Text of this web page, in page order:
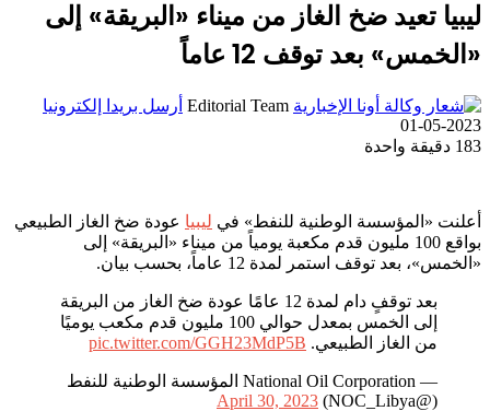
ليبيا تعيد ضخ الغاز من ميناء «البريقة» إلى
«الخمس» بعد توقف 12 عاماً
Editorial Team أرسل بريدا إلكترونيا
2023-05-01
183 دقيقة واحدة
أعلنت «المؤسسة الوطنية للنفط» في ليبيا عودة ضخ الغاز الطبيعي
بواقع 100 مليون قدم مكعبة يومياً من ميناء «البريقة» إلى
«الخمس»، بعد توقف استمر لمدة 12 عاماً، بحسب بيان.
بعد توقفٍ دام لمدة 12 عامًا عودة ضخ الغاز من البريقة
إلى الخمس بمعدل حوالي 100 مليون قدم مكعب يوميًا
من الغاز الطبيعي. pic.twitter.com/GGH23MdP5B
— National Oil Corporation المؤسسة الوطنية للنفط
(@NOC_Libya)
April 30, 2023